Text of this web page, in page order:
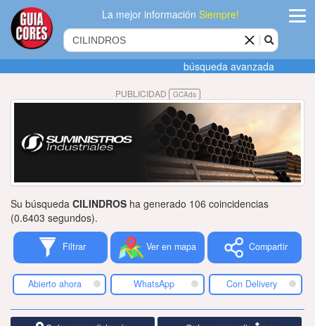
La mejor informaciónSiempre!
Agregar
empresa
datos
Publicidad
Tiendacores
Contactenos
búsqueda avanzada
PUBLICIDAD GCAds
Su búsqueda CILINDROS ha generado 106 coincidencias
(0.6403 segundos).
Filtrar Ver en mapa Compartir
Abierto ahora WhatsApp Con Delivery